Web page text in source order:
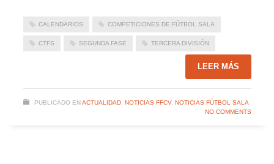
CALENDARIOS COMPETICIONES DE FÚTBOL SALA
CTFS SEGUNDA FASE TERCERA DIVISIÓN
LEER MÁS
PUBLICADO EN ACTUALIDAD, NOTICIAS FFCV, NOTICIAS FÚTBOL SALA
NO COMMENTS